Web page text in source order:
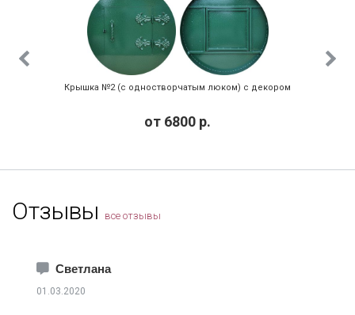
Крышка №2 (с одностворчатым люком) с декором
от 6800 р.
Отзывы все отзывы
Светлана
01.03.2020